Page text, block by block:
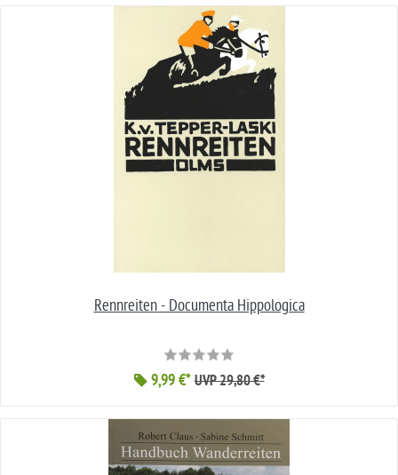
Rennreiten - Documenta Hippologica
9,99 €* UVP 29,80 €*